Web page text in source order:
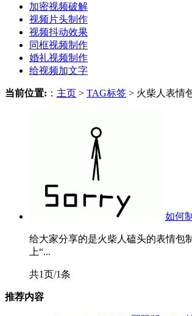
加密视频破解
视频片头制作
视频抖动效果
同框视频制作
婚礼视频制作
给视频加文字
当前位置: ： 主页 > TAG标签 > 火柴人表情
如何
给大家分享的是火柴人磕头的表情包
上“...
共1页/1条
推荐内容